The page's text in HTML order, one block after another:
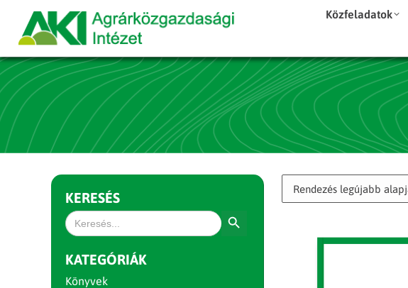
Közfeladatok
KERESÉS
Search
for:
KATEGÓRIÁK
Könyvek